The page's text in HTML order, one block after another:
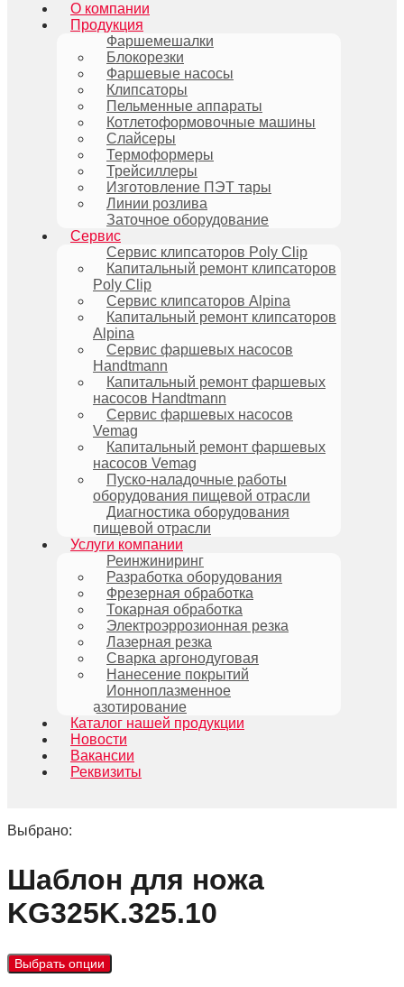
О компании
Продукция
Фаршемешалки
Блокорезки
Фаршевые насосы
Клипсаторы
Пельменные аппараты
Котлетоформовочные машины
Слайсеры
Термоформеры
Трейсиллеры
Изготовление ПЭТ тары
Линии розлива
Заточное оборудование
Сервис
Сервис клипсаторов Poly Clip
Капитальный ремонт клипсаторов
Poly Clip
Сервис клипсаторов Alpina
Капитальный ремонт клипсаторов
Alpina
Сервис фаршевых насосов
Handtmann
Капитальный ремонт фаршевых
насосов Handtmann
Сервис фаршевых насосов
Vemag
Капитальный ремонт фаршевых
насосов Vemag
Пуско-наладочные работы
оборудования пищевой отрасли
Диагностика оборудования
пищевой отрасли
Услуги компании
Реинжиниринг
Разработка оборудования
Фрезерная обработка
Токарная обработка
Электроэррозионная резка
Лазерная резка
Сварка аргонодуговая
Нанесение покрытий
Ионноплазменное
азотирование
Каталог нашей продукции
Новости
Вакансии
Реквизиты
Выбрано:
Шаблон для ножа
KG325K.325.10
Выбрать опции